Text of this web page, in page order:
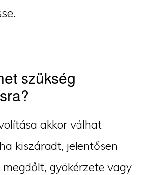
szükség
akkor válhat
kiszáradt, jelentősen
megdőlt, gyökérzete vagy